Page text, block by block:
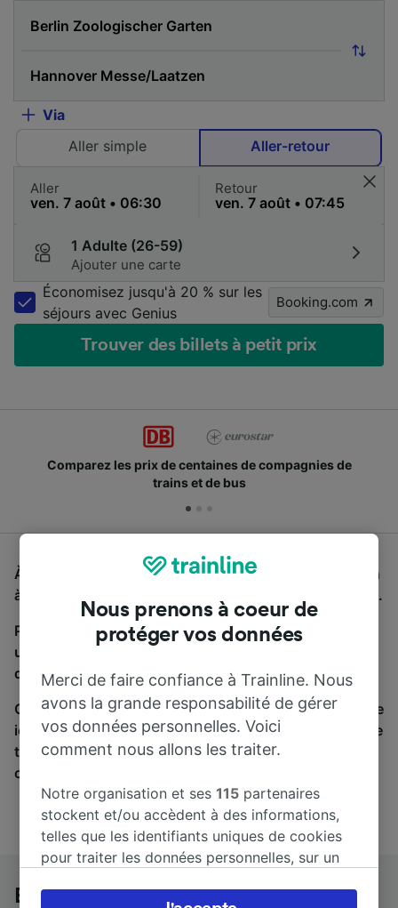
Via
Aller simple
Aller-retour
Aller Retour
1 Adulte (26-59)
Ajouter une carte
Économisez jusqu'à 20 % sur les
séjours avec Genius
Booking.com
Trouver des billets à petit prix
Comparez les prix de centaines de compagnies de
trains et de bus
À la recherche d'un bus de Berlin Zoologischer Garten
à Hannover Messe/Laatzen, vous êtes au bon endroit.
Pour trouver des billets de bus, lancez simplement
une recherche ci-dessus. Nous comparons les temps
de trajets et les prix des voyages, en train et en bus.
Qu’importe votre destination, votre voyage commence
ici. Nous collaborons avec plus de 170 compagnies de
train et de bus. Consultez et achetez vos billets sur
cette page.
Berlin Zoologischer Garten à
Nous prenons à coeur de
protéger vos données
Merci de faire confiance à Trainline. Nous
avons la grande responsabilité de gérer
vos données personnelles. Voici
comment nous allons les traiter.
Notre organisation et ses115 partenaires
stockent et/ou accèdent à des informations,
telles que les identifiants uniques de cookies
pour traiter les données personnelles, sur un
préférences, notamment en exerçant votre